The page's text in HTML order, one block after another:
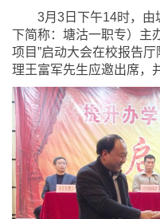
3月3日下午14时，由
下简称：塘沽一职专）主
项目”启动大会在校报告
理王富军先生应邀出席，